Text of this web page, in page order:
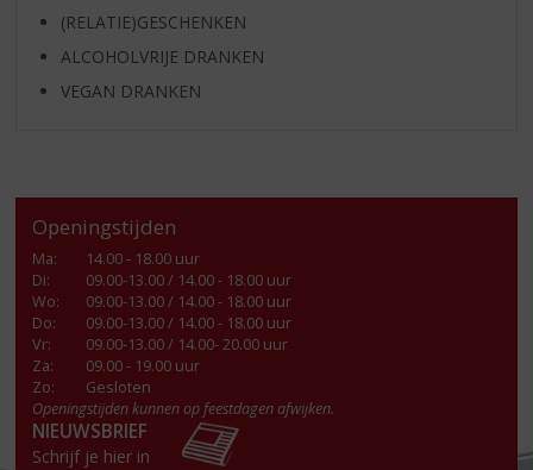
(RELATIE)GESCHENKEN
ALCOHOLVRIJE DRANKEN
VEGAN DRANKEN
Openingstijden
Ma:
14.00 - 18.00 uur
Di:
09.00-13.00 / 14.00 - 18.00 uur
Wo:
09.00-13.00 / 14.00 - 18.00 uur
Do:
09.00-13.00 / 14.00 - 18.00 uur
Vr:
09.00-13.00 / 14.00- 20.00 uur
Za:
09.00 - 19.00 uur
Zo:
Gesloten
Openingstijden kunnen op feestdagen afwijken.
NIEUWSBRIEF
Schrijf je hier in